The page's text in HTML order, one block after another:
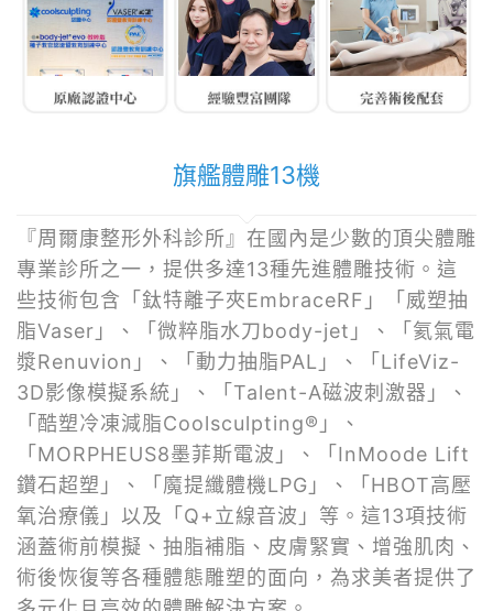
旗艦體雕13機
『周爾康整形外科診所』在國內是少數的頂尖體雕
專業診所之一，提供多達13種先進體雕技術。這
些技術包含「鈦特離子夾EmbraceRF」「威塑抽
脂Vaser」、「微粹脂水刀body-jet」、「氦氣電
漿Renuvion」、「動力抽脂PAL」、「LifeViz-
3D影像模擬系統」、「Talent-A磁波刺激器」、
「酷塑冷凍減脂Coolsculpting®」、
「MORPHEUS8墨菲斯電波」、「InMoode Lift
鑽石超塑」、「魔提纖體機LPG」、「HBOT高壓
氧治療儀」以及「Q+立線音波」等。這13項技術
涵蓋術前模擬、抽脂補脂、皮膚緊實、增強肌肉、
術後恢復等各種體態雕塑的面向，為求美者提供了